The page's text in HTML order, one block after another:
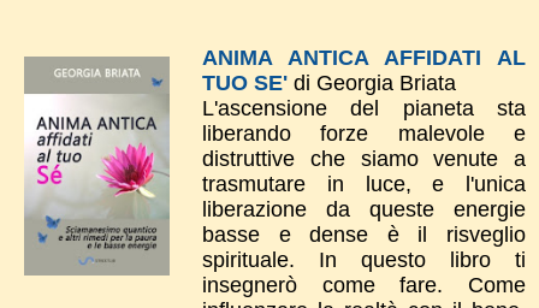
ANIMA ANTICA AFFIDATI AL
TUO SE' di Georgia Briata
L'ascensione del pianeta sta
liberando forze malevole e
distruttive che siamo venute a
trasmutare in luce, e l'unica
liberazione da queste energie
basse e dense è il risveglio
spirituale. In questo libro ti
insegnerò come fare. Come